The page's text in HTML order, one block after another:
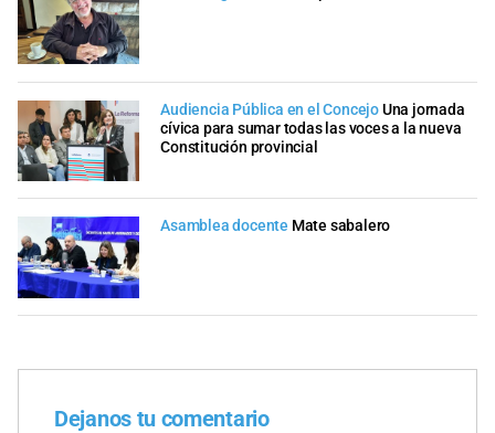
Audiencia Pública en el ConcejoUna jornada
cívica para sumar todas las voces a la nueva
Constitución provincial
Asamblea docente Mate sabalero
Dejanos tu comentario